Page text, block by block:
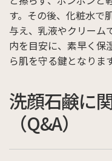
す。その後、化粧水で
与え、乳液やクリーム
内を目安に、素早く保
ら肌を守る鍵となります
洗顔石鹸に
（Q&A）